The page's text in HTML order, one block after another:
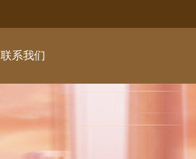
联系我们